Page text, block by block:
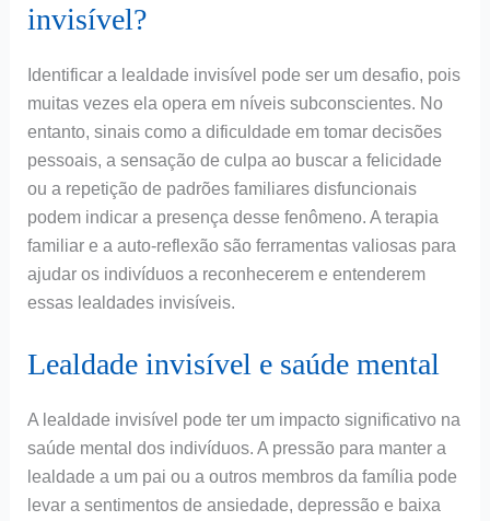
invisível?
Identificar a lealdade invisível pode ser um desafio, pois
muitas vezes ela opera em níveis subconscientes. No
entanto, sinais como a dificuldade em tomar decisões
pessoais, a sensação de culpa ao buscar a felicidade
ou a repetição de padrões familiares disfuncionais
podem indicar a presença desse fenômeno. A terapia
familiar e a auto-reflexão são ferramentas valiosas para
ajudar os indivíduos a reconhecerem e entenderem
essas lealdades invisíveis.
Lealdade invisível e saúde mental
A lealdade invisível pode ter um impacto significativo na
saúde mental dos indivíduos. A pressão para manter a
lealdade a um pai ou a outros membros da família pode
levar a sentimentos de ansiedade, depressão e baixa